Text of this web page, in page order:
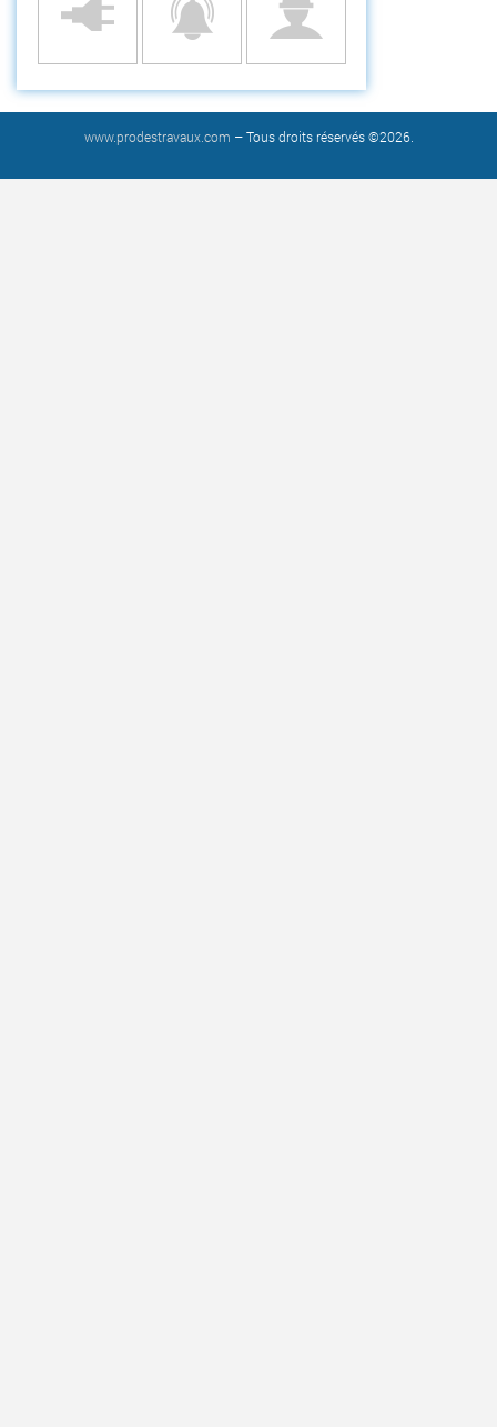
www.prodestravaux.com – Tous droits réservés ©2026.